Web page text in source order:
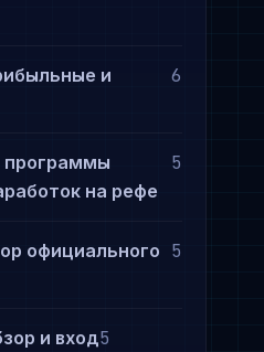
и
6
программы
на рефе
5
официального
5
и вход5